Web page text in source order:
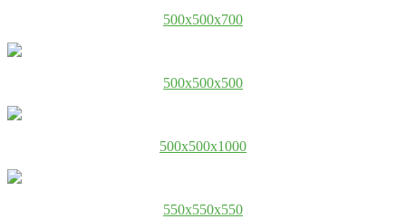
500x500x700
500x500x500
500x500x1000
550x550x550